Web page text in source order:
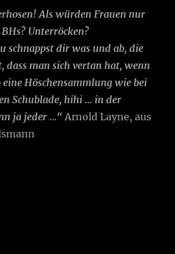
Als würden Frauen nur
Unterröcken?
schnappst dir was und ab, die
dass man sich vertan hat, wenn
Höschensammlung wie bei
Schublade, hihi … in der
ja jeder …“Arnold Layne, aus